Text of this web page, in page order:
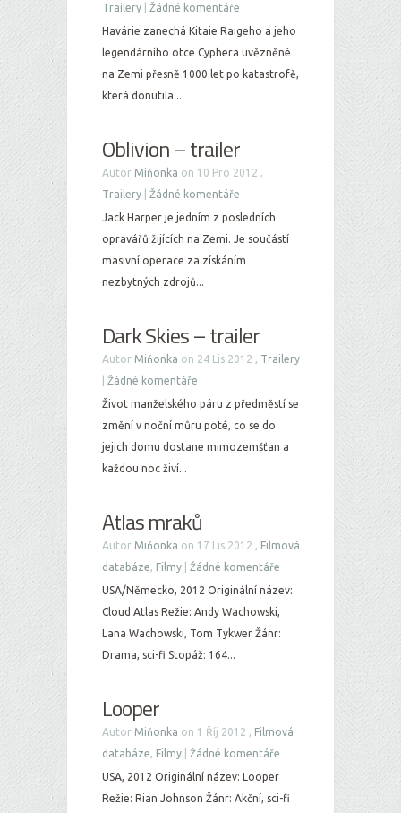
Trailery
Žádné komentáře
Havárie zanechá Kitaie Raigeho a jeho
legendárního otce Cyphera uvězněné
na Zemi přesně 1000 let po katastrofě,
která donutila...
Oblivion – trailer
Autor Miňonka on 10 Pro 2012 ,
Trailery
Žádné komentáře
Jack Harper je jedním z posledních
opravářů žijících na Zemi. Je součástí
masivní operace za získáním
nezbytných zdrojů...
Dark Skies – trailer
Autor Miňonka on 24 Lis 2012 , Trailery
Žádné komentáře
Život manželského páru z předměstí se
změní v noční můru poté, co se do
jejich domu dostane mimozemšťan a
každou noc živí...
Atlas mraků
Autor Miňonka on 17 Lis 2012 , Filmová
databáze, Filmy
Žádné komentáře
USA/Německo, 2012 Originální název:
Cloud Atlas Režie: Andy Wachowski,
Lana Wachowski, Tom Tykwer Žánr:
Drama, sci-fi Stopáž: 164...
Looper
Autor Miňonka on 1 Říj 2012 , Filmová
databáze, Filmy
Žádné komentáře
USA, 2012 Originální název: Looper
Režie: Rian Johnson Žánr: Akční, sci-fi